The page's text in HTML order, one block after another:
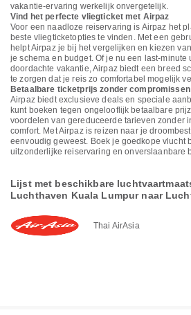
vakantie-ervaring werkelijk onvergetelijk.
Vind het perfecte vliegticket met Airpaz
Voor een naadloze reiservaring is Airpaz het
beste vliegticketopties te vinden. Met een
helpt Airpaz je bij het vergelijken en kiezen
je schema en budget. Of je nu een last-minute
doordachte vakantie, Airpaz biedt een breed
te zorgen dat je reis zo comfortabel mogelijk
Betaalbare ticketprijs zonder compromissen
Airpaz biedt exclusieve deals en speciale
kunt boeken tegen ongelooflijk betaalbare
voordelen van gereduceerde tarieven zonder
comfort. Met Airpaz is reizen naar je
eenvoudig geweest. Boek je goedkope vlucht
uitzonderlijke reiservaring en onverslaanbare
Lijst met beschikbare
Luchthaven Kuala Lumpur naar
Thai AirAsia